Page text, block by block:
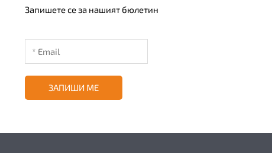
Запишете се за нашият бюлетин
ЗАПИШИ МЕ